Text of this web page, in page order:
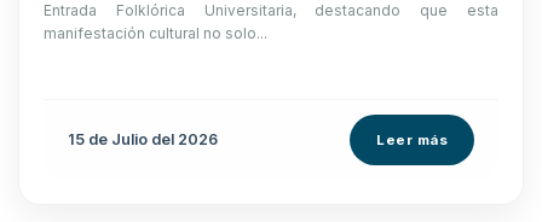
Entrada Folklórica Universitaria, destacando que esta
manifestación cultural no solo...
15 de Julio del 2026 Leer más